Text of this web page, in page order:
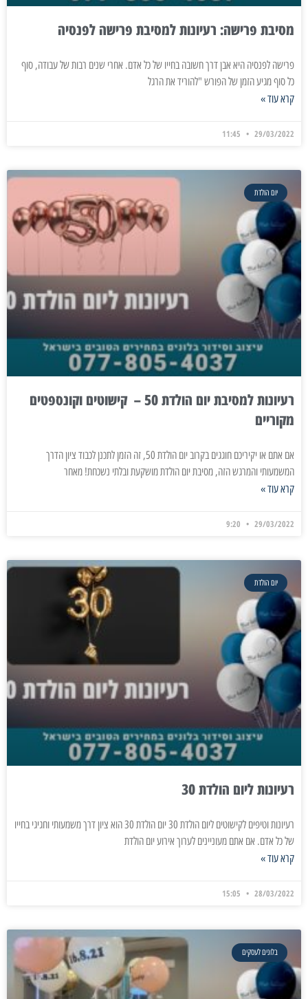
מסיבת פרישה: רעיונות למסיבת פרישה לפנסיה
פרישה לפנסיה היא אבן דרך חשובה בחייו של כל אדם. אחרי שנים רבות של עבודה, סוף
כל סוף מגיע הזמן של הפורש "להוריד את הרגל
קרא עוד »
29/03/2022
יום הולדת
רעיונות למסיבת יום הולדת 50 – קישוטים וקונספטים
מקוריים
אם אתם או יקיריכם חוגגים בקרוב יום הולדת 50, זה הזמן לתכנן לכבוד ציון הדרך
המשמעותי והמרגש הזה, מסיבת יום הולדת מושקעת ובלתי נשכחת! מאחר
קרא עוד »
29/03/2022
יום הולדת
רעיונות ליום הולדת 30
רעיונות וטיפים לקישוטים ליום הולדת 30 יום הולדת 30 הוא ציון דרך משמעותי וחגיגי בחייו
של כל אדם. אם אתם מעוניינים לערוך אירוע יום הולדת
קרא עוד »
28/03/2022
בלונים לעסקים